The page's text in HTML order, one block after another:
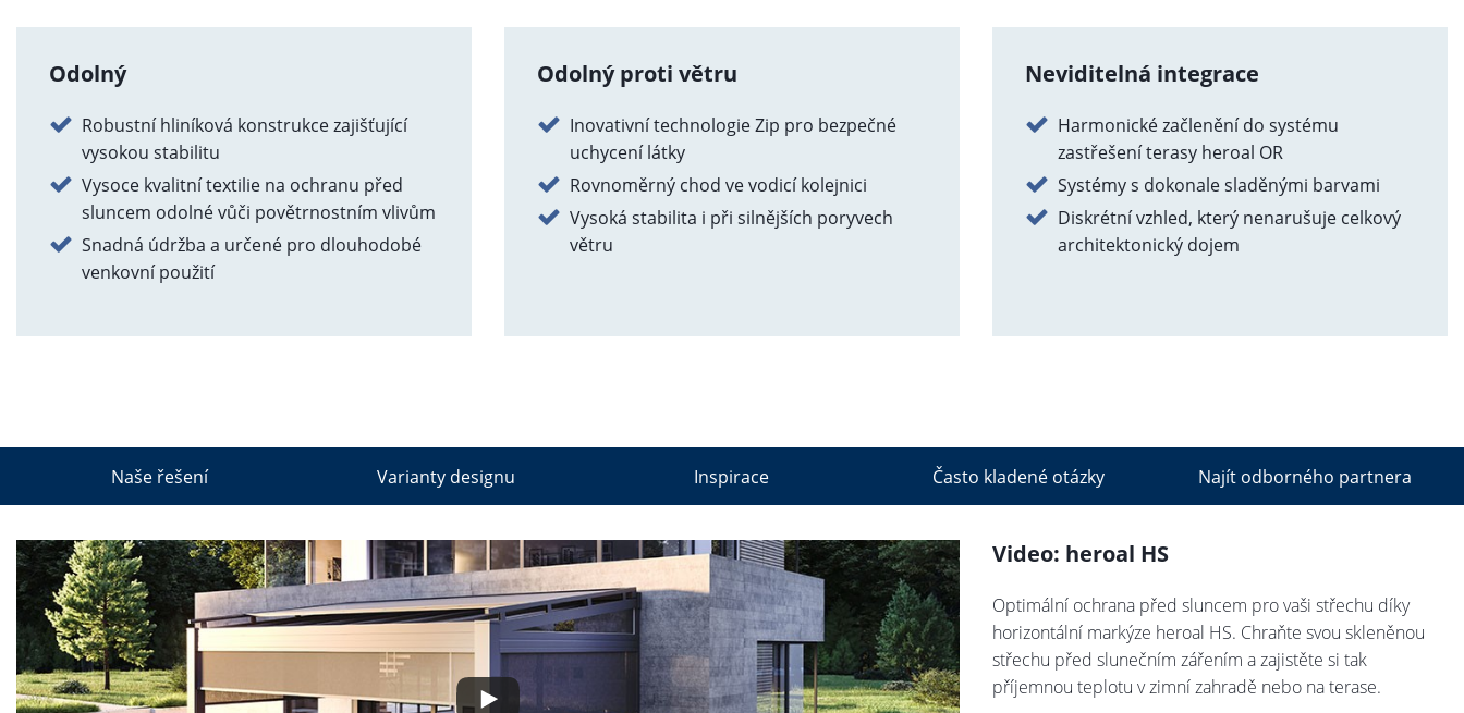
Odolný
Robustní hliníková konstrukce zajišťující
vysokou stabilitu
Vysoce kvalitní textilie na ochranu před
sluncem odolné vůči povětrnostním vlivům
Snadná údržba a určené pro dlouhodobé
venkovní použití
Odolný proti větru
Inovativní technologie Zip pro bezpečné
uchycení látky
Rovnoměrný chod ve vodicí kolejnici
Vysoká stabilita i při silnějších poryvech
větru
Neviditelná integrace
Harmonické začlenění do systému
zastřešení terasy heroal OR
Systémy s dokonale sladěnými barvami
Diskrétní vzhled, který nenarušuje celkový
architektonický dojem
Naše řešení Varianty designu Inspirace Často kladené otázky Najít odborného partnera
Video: heroal HS
Optimální ochrana před sluncem pro vaši střechu díky
horizontální markýze heroal HS. Chraňte svou skleněnou
střechu před slunečním zářením a zajistěte si tak
příjemnou teplotu v zimní zahradě nebo na terase.